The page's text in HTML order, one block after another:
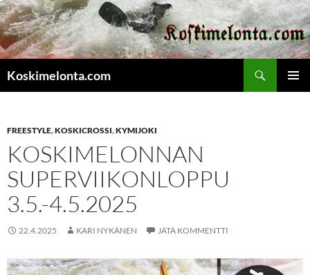
Koskimelonta.com
FREESTYLE,KOSKICROSSI,KYMIJOKI
KOSKIMELONNAN
SUPERVIIKONLOPPU
3.5.-4.5.2025
22.4.2025 KARI NYKÄNEN JÄTÄ KOMMENTTI